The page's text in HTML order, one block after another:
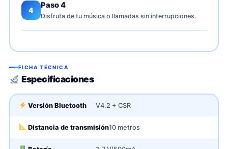
4
Paso 4
Disfruta de tu música o llamadas sin interrupciones.
FICHA TÉCNICA
Especificaciones
Versión Bluetooth V4.2 + CSR
Distancia de transmisión10 metros